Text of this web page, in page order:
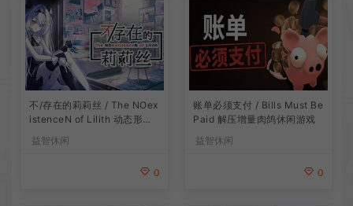
不/存在的莉莉丝 / The NOex
istenceN of Lilith 动态形象
益智休闲
0
账单必须支付 / Bills Must Be
Paid 解压增量肉鸽休闲游戏
益智休闲
0